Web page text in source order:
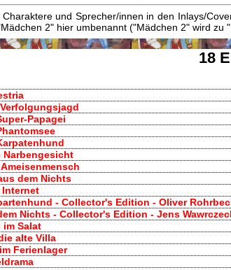
und Sprecher/innen in den Inlays/
2" hier umbenannt ("Mädchen 2" wird zu
18
Papagei
Narbengesicht
dem Nichts
Internet
- Collector's Edition - Oliver
Nichts - Collector's Edition - Jens
im Salat
alte Villa
Ferienlager